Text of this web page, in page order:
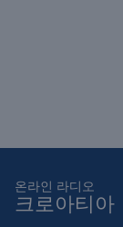
Family
온라인 라디오
크로아티아